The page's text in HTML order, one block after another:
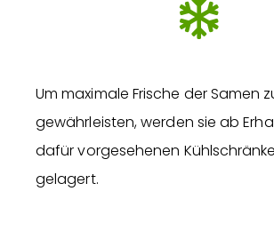
Um maximale Frische der Samen
gewährleisten, werden sie ab
dafür vorgesehenen
gelagert.